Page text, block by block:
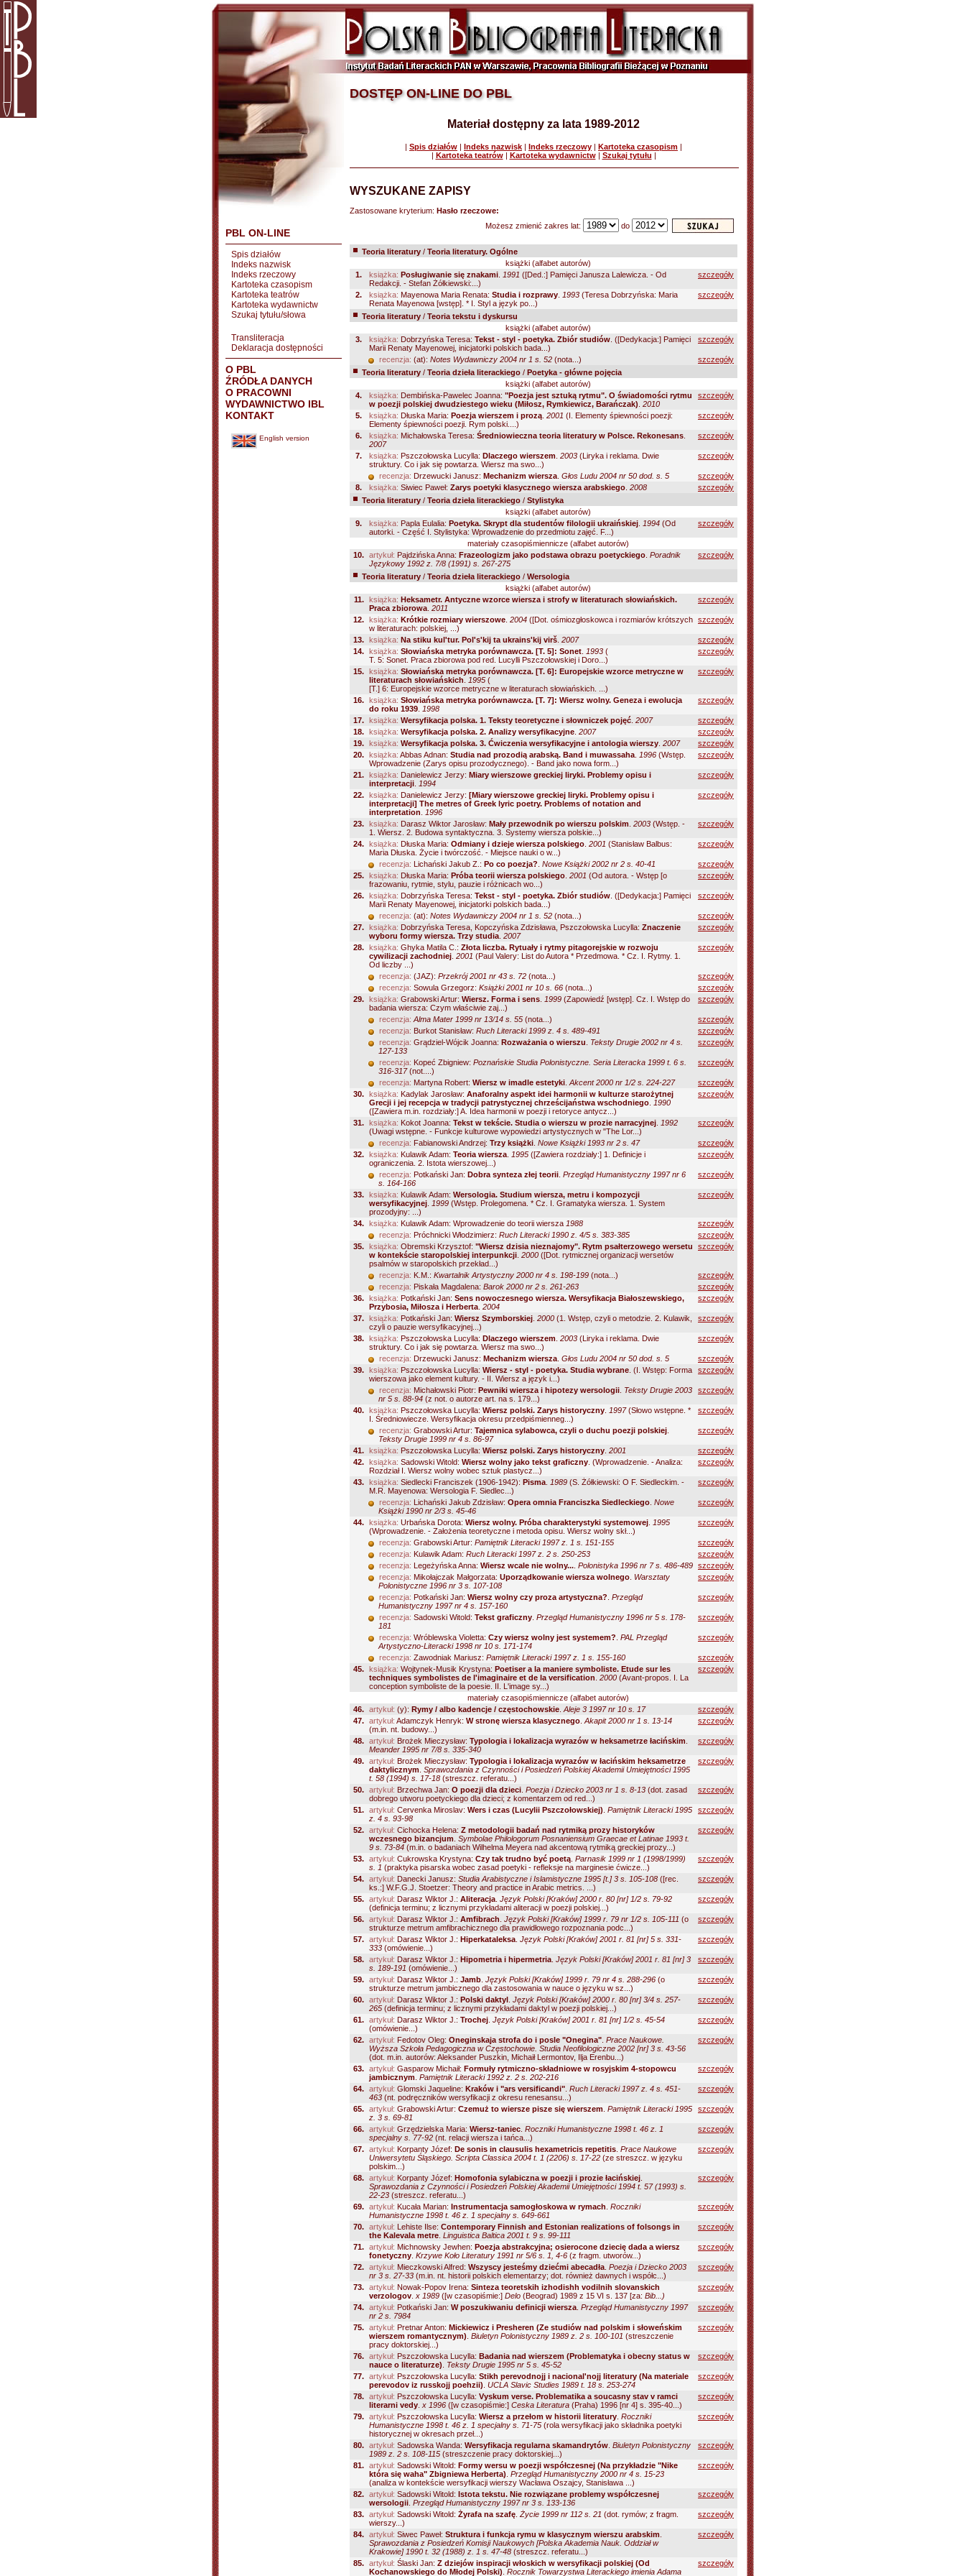
PBL ON-LINE
Spis działów
Indeks nazwisk
Indeks rzeczowy
Kartoteka czasopism
Kartoteka teatrów
Kartoteka wydawnictw
Szukaj tytułu/słowa
Transliteracja
Deklaracja dostępności
O PBL
ŹRÓDŁA DANYCH
O PRACOWNI
WYDAWNICTWO IBL
KONTAKT
English version
DOSTĘP ON-LINE DO PBL
Materiał dostępny za lata 1989-2012
| Spis działów | Indeks nazwisk | Indeks rzeczowy | Kartoteka czasopism |
| Kartoteka teatrów| Kartoteka wydawnictw| Szukaj tytułu |
WYSZUKANE ZAPISY
Zastosowane kryterium: Hasło rzeczowe:
Możesz zmienić zakres lat:
do
Teoria literatury / Teoria literatury. Ogólne
książki (alfabet autorów)
1.
książka: Posługiwanie się znakami 1991 ([Ded.:] Pamięci Janusza Lalewicza. - Od
Redakcji. - Stefan Żółkiewski:...)
szczegóły
2. książka: Mayenowa Maria Renata: Studia i rozprawy 1993 (Teresa Dobrzyńska: Maria
Renata Mayenowa [wstęp]. * I. Styl a język po...)
szczegóły
Teoria literatury / Teoria tekstu i dyskursu
książki (alfabet autorów)
3.
książka: Dobrzyńska Teresa: Tekst - styl - poetyka. Zbiór studiów ([Dedykacja:] Pamięci
Marii Renaty Mayenowej, inicjatorki polskich bada...)
szczegóły
recenzja: (at): Notes Wydawniczy 2004 nr 1 s. 52 (nota...)
szczegóły
Teoria literatury / Teoria dzieła literackiego / Poetyka - główne pojęcia
książki (alfabet autorów)
4.
książka: Dembińska-Pawelec Joanna: "Poezja jest sztuką rytmu". O świadomości rytmu
w poezji polskiej dwudziestego wieku (Miłosz, Rymkiewicz, Barańczak) 2010
szczegóły
5. książka: Dłuska Maria: Poezja wierszem i prozą 2001 (I. Elementy śpiewności poezji:
Elementy śpiewności poezji. Rym polski....)
szczegóły
6. książka: Michałowska Teresa: Średniowieczna teoria literatury w Polsce. Rekonesans
2007
szczegóły
7. książka: Pszczołowska Lucylla: Dlaczego wierszem 2003 (Liryka i reklama. Dwie
struktury. Co i jak się powtarza. Wiersz ma swo...)
szczegóły
recenzja: Drzewucki Janusz: Mechanizm wiersza Głos Ludu 2004 nr 50 dod. s. 5
szczegóły
8.
książka: Siwiec Paweł: Zarys poetyki klasycznego wiersza arabskiego 2008
szczegóły
Teoria literatury / Teoria dzieła literackiego / Stylistyka
książki (alfabet autorów)
9.
książka: Papla Eulalia: Poetyka. Skrypt dla studentów filologii ukraińskiej 1994 (Od
autorki. - Część I. Stylistyka: Wprowadzenie do przedmiotu zajęć. F...)
szczegóły
materiały czasopiśmiennicze (alfabet autorów)
10. artykuł: Pajdzińska Anna: Frazeologizm jako podstawa obrazu poetyckiego Poradnik
Językowy 1992 z. 7/8 (1991) s. 267-275
szczegóły
Teoria literatury / Teoria dzieła literackiego / Wersologia
książki (alfabet autorów)
11.
książka: Heksametr. Antyczne wzorce wiersza i strofy w literaturach słowiańskich.
Praca zbiorowa 2011
szczegóły
12. książka: Krótkie rozmiary wierszowe 2004 ([Dot. ośmiozgłoskowca i rozmiarów krótszych
w literaturach: polskiej, ...)
szczegóły
13. książka: Na stiku kul'tur. Pol's'kij ta ukrains'kij virš 2007
szczegóły
14. książka: Słowiańska metryka porównawcza. [T. 5]: Sonet 1993 (
T. 5: Sonet. Praca zbiorowa pod red. Lucylli Pszczołowskiej i Doro...)
szczegóły
15. książka: Słowiańska metryka porównawcza. [T. 6]: Europejskie wzorce metryczne w
literaturach słowiańskich
1995 (
[T.] 6: Europejskie wzorce metryczne w literaturach słowiańskich. ...)
szczegóły
16. książka: Słowiańska metryka porównawcza. [T. 7]: Wiersz wolny. Geneza i ewolucja
do roku 1939 1998
szczegóły
17. książka: Wersyfikacja polska. 1. Teksty teoretyczne i słowniczek pojęć 2007
szczegóły
18. książka: Wersyfikacja polska. 2. Analizy wersyfikacyjne 2007
szczegóły
19. książka: Wersyfikacja polska. 3. Ćwiczenia wersyfikacyjne i antologia wierszy 2007
szczegóły
20. książka: Abbas Adnan: Studia nad prozodią arabską. Band i muwassaha 1996 (Wstęp.
Wprowadzenie (Zarys opisu prozodycznego). - Band jako nowa form...)
szczegóły
21. książka: Danielewicz Jerzy: Miary wierszowe greckiej liryki. Problemy opisu i
interpretacji 1994
szczegóły
22. książka: Danielewicz Jerzy: [Miary wierszowe greckiej liryki. Problemy opisu i
interpretacji] The metres of Greek lyric poetry. Problems of notation and
interpretation
1996
szczegóły
23. książka: Darasz Wiktor Jarosław: Mały przewodnik po wierszu polskim 2003 (Wstęp. -
1. Wiersz. 2. Budowa syntaktyczna. 3. Systemy wiersza polskie...)
szczegóły
24. książka: Dłuska Maria: Odmiany i dzieje wiersza polskiego 2001 (Stanisław Balbus:
Maria Dłuska. Życie i twórczość. - Miejsce nauki o w...)
szczegóły
recenzja: Lichański Jakub Z.: Po co poezja? Nowe Książki 2002 nr 2 s. 40-41
szczegóły
25. książka: Dłuska Maria: Próba teorii wiersza polskiego 2001 (Od autora. - Wstęp [o
frazowaniu, rytmie, stylu, pauzie i różnicach wo...)
szczegóły
26. książka: Dobrzyńska Teresa: Tekst - styl - poetyka. Zbiór studiów ([Dedykacja:] Pamięci
Marii Renaty Mayenowej, inicjatorki polskich bada...)
szczegóły
recenzja: (at): Notes Wydawniczy 2004 nr 1 s. 52 (nota...)
szczegóły
27. książka: Dobrzyńska Teresa, Kopczyńska Zdzisława, Pszczołowska Lucylla: Znaczenie
wyboru formy wiersza. Trzy studia 2007
szczegóły
28. książka: Ghyka Matila C.: Złota liczba. Rytuały i rytmy pitagorejskie w rozwoju
cywilizacji zachodniej 2001 (Paul Valery: List do Autora * Przedmowa. * Cz. I. Rytmy. 1.
Od liczby ...)
szczegóły
recenzja: (JAZ): Przekrój 2001 nr 43 s. 72 (nota...)
szczegóły
recenzja: Sowula Grzegorz: Książki 2001 nr 10 s. 66 (nota...)
szczegóły
29. książka: Grabowski Artur: Wiersz. Forma i sens 1999 (Zapowiedź [wstęp]. Cz. I. Wstęp do
badania wiersza: Czym właściwie zaj...)
szczegóły
recenzja: Alma Mater 1999 nr 13/14 s. 55 (nota...)
szczegóły
recenzja: Burkot Stanisław: Ruch Literacki 1999 z. 4 s. 489-491
szczegóły
recenzja: Grądziel-Wójcik Joanna: Rozważania o wierszu
Teksty Drugie 2002 nr 4 s.
127-133
szczegóły
recenzja: Kopeć Zbigniew: Poznańskie Studia Polonistyczne. Seria Literacka 1999 t. 6 s.
316-317(not....)
szczegóły
recenzja: Martyna Robert: Wiersz w imadle estetyki Akcent 2000 nr 1/2 s. 224-227
szczegóły
30. książka: Kadylak Jarosław: Anaforalny aspekt idei harmonii w kulturze starożytnej
Grecji i jej recepcja w tradycji patrystycznej chrześcijaństwa wschodniego 1990
([Zawiera m.in. rozdziały:] A. Idea harmonii w poezji i retoryce antycz...)
szczegóły
31. książka: Kokot Joanna: Tekst w tekście. Studia o wierszu w prozie narracyjnej 1992
(Uwagi wstępne. - Funkcje kulturowe wypowiedzi artystycznych w "The Lor...)
szczegóły
recenzja: Fabianowski Andrzej: Trzy książki Nowe Książki 1993 nr 2 s. 47
szczegóły
32. książka: Kulawik Adam: Teoria wiersza 1995 ([Zawiera rozdziały:] 1. Definicje i
ograniczenia. 2. Istota wierszowej...)
szczegóły
recenzja: Potkański Jan: Dobra synteza złej teorii Przegląd Humanistyczny 1997 nr 6
s. 164-166
szczegóły
33. książka: Kulawik Adam: Wersologia. Studium wiersza, metru i kompozycji
wersyfikacyjnej 1999 (Wstęp. Prolegomena. * Cz. I. Gramatyka wiersza. 1. System
prozodyjny: ...)
szczegóły
34. książka: Kulawik Adam: Wprowadzenie do teorii wiersza 1988
szczegóły
recenzja: Próchnicki Włodzimierz: Ruch Literacki 1990 z. 4/5 s. 383-385
szczegóły
35. książka: Obremski Krzysztof: "Wiersz dzisia nieznajomy". Rytm psałterzowego wersetu
w kontekście staropolskiej interpunkcji 2000 ([Dot. rytmicznej organizacji wersetów
psalmów w staropolskich przekład...)
szczegóły
recenzja: K.M.: Kwartalnik Artystyczny 2000 nr 4 s. 198-199 (nota...)
szczegóły
recenzja: Piskała Magdalena: Barok 2000 nr 2 s. 261-263
szczegóły
36. książka: Potkański Jan: Sens nowoczesnego wiersza. Wersyfikacja Białoszewskiego,
Przybosia, Miłosza i Herberta 2004
szczegóły
37. książka: Potkański Jan: Wiersz Szymborskiej 2000 (1. Wstęp, czyli o metodzie. 2. Kulawik,
czyli o pauzie wersyfikacyjnej...)
szczegóły
38. książka: Pszczołowska Lucylla: Dlaczego wierszem 2003 (Liryka i reklama. Dwie
struktury. Co i jak się powtarza. Wiersz ma swo...)
szczegóły
recenzja: Drzewucki Janusz: Mechanizm wiersza Głos Ludu 2004 nr 50 dod. s. 5
szczegóły
39. książka: Pszczołowska Lucylla: Wiersz - styl - poetyka. Studia wybrane (I. Wstęp: Forma
wierszowa jako element kultury. - II. Wiersz a język i...)
szczegóły
recenzja: Michałowski Piotr: Pewniki wiersza i hipotezy wersologii Teksty Drugie 2003
nr 5 s. 88-94 (z not. o autorze art. na s. 179...)
szczegóły
40. książka: Pszczołowska Lucylla: Wiersz polski. Zarys historyczny 1997(Słowo wstępne. *
I. Średniowiecze. Wersyfikacja okresu przedpiśmienneg...)
szczegóły
recenzja: Grabowski Artur: Tajemnica sylabowca, czyli o duchu poezji polskiej
Teksty Drugie 1999 nr 4 s. 86-97
szczegóły
41. książka: Pszczołowska Lucylla: Wiersz polski. Zarys historyczny 2001
szczegóły
42. książka: Sadowski Witold: Wiersz wolny jako tekst graficzny (Wprowadzenie. - Analiza:
Rozdział I. Wiersz wolny wobec sztuk plastycz...)
szczegóły
43. książka: Siedlecki Franciszek (1906-1942): Pisma 1989 (S. Żółkiewski: O F. Siedleckim. -
M.R. Mayenowa: Wersologia F. Siedlec...)
szczegóły
recenzja: Lichański Jakub Zdzisław: Opera omnia Franciszka Siedleckiego Nowe
Książki 1990 nr 2/3 s. 45-46
szczegóły
44. książka: Urbańska Dorota: Wiersz wolny. Próba charakterystyki systemowej 1995
(Wprowadzenie. - Założenia teoretyczne i metoda opisu. Wiersz wolny skł...)
szczegóły
recenzja: Grabowski Artur: Pamiętnik Literacki 1997 z. 1 s. 151-155
szczegóły
recenzja: Kulawik Adam: Ruch Literacki 1997 z. 2 s. 250-253
szczegóły
recenzja: Legeżyńska Anna: Wiersz wcale nie wolny... Polonistyka 1996 nr 7 s. 486-489 szczegóły
recenzja: Mikołajczak Małgorzata: Uporządkowanie wiersza wolnego Warsztaty
Polonistyczne 1996 nr 3 s. 107-108
szczegóły
recenzja: Potkański Jan: Wiersz wolny czy proza artystyczna? Przegląd
Humanistyczny 1997 nr 4 s. 157-160
szczegóły
recenzja: Sadowski Witold: Tekst graficzny Przegląd Humanistyczny 1996 nr 5 s. 178-
181
szczegóły
recenzja: Wróblewska Violetta: Czy wiersz wolny jest systemem? PAL Przegląd
Artystyczno-Literacki 1998 nr 10 s. 171-174
szczegóły
recenzja: Zawodniak Mariusz: Pamiętnik Literacki 1997 z. 1 s. 155-160
szczegóły
45. książka: Wojtynek-Musik Krystyna: Poetiser a la maniere symboliste. Etude sur les
techniques symbolistes de l'imaginaire et de la versification 2000 (Avant-propos. I. La
conception symboliste de la poesie. II. L'image sy...)
szczegóły
materiały czasopiśmiennicze (alfabet autorów)
46. artykuł: (y): Rymy / albo kadencje / częstochowskie Aleje 3 1997 nr 10 s. 17
szczegóły
47. artykuł: Adamczyk Henryk: W stronę wiersza klasycznego Akapit 2000 nr 1 s. 13-14
(m.in. nt. budowy...)
szczegóły
48. artykuł: Brożek Mieczysław: Typologia i lokalizacja wyrazów w heksametrze łacińskim
Meander 1995 nr 7/8 s. 335-340
szczegóły
49. artykuł: Brożek Mieczysław: Typologia i lokalizacja wyrazów w łacińskim heksametrze
daktylicznym Sprawozdania z Czynności i Posiedzeń Polskiej Akademii Umiejętności 1995
t. 58 (1994) s. 17-18 (streszcz. referatu...)
szczegóły
50. artykuł: Brzechwa Jan: O poezji dla dzieci Poezja i Dziecko 2003 nr 1 s. 8-13 (dot. zasad
dobrego utworu poetyckiego dla dzieci; z komentarzem od red...)
szczegóły
51. artykuł: Cervenka Miroslav: Wers i czas (Lucylii Pszczołowskiej) Pamiętnik Literacki 1995
z. 4 s. 93-98
szczegóły
52. artykuł: Cichocka Helena: Z metodologii badań nad rytmiką prozy historyków
wczesnego bizancjum Symbolae Philologorum Posnaniensium Graecae et Latinae 1993 t.
9 s. 73-84 (m.in. o badaniach Wilhelma Meyera nad akcentową rytmiką greckiej prozy...)
szczegóły
53. artykuł: Cukrowska Krystyna: Czy tak trudno być poetą Parnasik 1999 nr 1 (1998/1999)
s. 1 (praktyka pisarska wobec zasad poetyki - refleksje na marginesie ćwicze...)
szczegóły
54. artykuł: Danecki Janusz: Studia Arabistyczne i Islamistyczne 1995 [t.] 3 s. 105-108 ([rec.
ks.:] W.F.G.J. Stoetzer: Theory and practice in Arabic metrics. ...)
szczegóły
55. artykuł: Darasz Wiktor J.: Aliteracja Język Polski [Kraków] 2000 r. 80 [nr] 1/2 s. 79-92
(definicja terminu; z licznymi przykładami aliteracji w poezji polskiej...)
szczegóły
56. artykuł: Darasz Wiktor J.: Amfibrach Język Polski [Kraków] 1999 r. 79 nr 1/2 s. 105-111 (o
strukturze metrum amfibrachicznego dla prawidłowego rozpoznania podc...)
szczegóły
57. artykuł: Darasz Wiktor J.: Hiperkataleksa Język Polski [Kraków] 2001 r. 81 [nr] 5 s. 331-
333 (omówienie...)
szczegóły
58. artykuł: Darasz Wiktor J.: Hipometria i hipermetria Język Polski [Kraków] 2001 r. 81 [nr] 3
s. 189-191 (omówienie...)
szczegóły
59. artykuł: Darasz Wiktor J.: Jamb Język Polski [Kraków] 1999 r. 79 nr 4 s. 288-296 (o
strukturze metrum jambicznego dla zastosowania w nauce o języku w sz...)
szczegóły
60. artykuł: Darasz Wiktor J.: Polski daktyl Język Polski [Kraków] 2000 r. 80 [nr] 3/4 s. 257-
265 (definicja terminu; z licznymi przykładami daktyl w poezji polskiej...)
szczegóły
61. artykuł: Darasz Wiktor J.: Trochej Język Polski [Kraków] 2001 r. 81 [nr] 1/2 s. 45-54
(omówienie...)
szczegóły
62. artykuł: Fedotov Oleg: Oneginskaja strofa do i posle "Onegina" Prace Naukowe.
Wyższa Szkoła Pedagogiczna w Częstochowie. Studia Neofilologiczne 2002 [nr] 3 s. 43-56
(dot. m.in. autorów: Aleksander Puszkin, Michaił Lermontov, Ilja Erenbu...)
szczegóły
63. artykuł: Gasparow Michaił: Formuły rytmiczno-składniowe w rosyjskim 4-stopowcu
jambicznym Pamiętnik Literacki 1992 z. 2 s. 202-216
szczegóły
64. artykuł: Glomski Jaqueline: Kraków i "ars versificandi" Ruch Literacki 1997 z. 4 s. 451-
463 (nt. podręczników wersyfikacji z okresu renesansu...)
szczegóły
65. artykuł: Grabowski Artur: Czemuż to wiersze pisze się wierszem Pamiętnik Literacki 1995
z. 3 s. 69-81
szczegóły
66. artykuł: Grzędzielska Maria: Wiersz-taniec Roczniki Humanistyczne 1998 t. 46 z. 1
specjalny s. 77-92 (nt. relacji wiersza i tańca...)
szczegóły
67. artykuł: Korpanty Józef: De sonis in clausulis hexametricis repetitis Prace Naukowe
Uniwersytetu Śląskiego. Scripta Classica 2004 t. 1 (2206) s. 17-22 (ze streszcz. w języku
polskim...)
szczegóły
68. artykuł: Korpanty Józef: Homofonia sylabiczna w poezji i prozie łacińskiej
Sprawozdania z Czynności i Posiedzeń Polskiej Akademii Umiejętności 1994 t. 57 (1993) s.
22-23 (streszcz. referatu...)
szczegóły
69. artykuł: Kucała Marian: Instrumentacja samogłoskowa w rymach Roczniki
Humanistyczne 1998 t. 46 z. 1 specjalny s. 649-661
szczegóły
70. artykuł: Lehiste Ilse: Contemporary Finnish and Estonian realizations of folsongs in
the Kalevala metre Linguistica Baltica 2001 t. 9 s. 99-111
szczegóły
71. artykuł: Michnowsky Jewhen: Poezja abstrakcyjna; osierocone dziecię dada a wiersz
fonetyczny Krzywe Koło Literatury 1991 nr 5/6 s. 1, 4-6 (z fragm. utworów...)
szczegóły
72. artykuł: Mieczkowski Alfred: Wszyscy jesteśmy dziećmi abecadła Poezja i Dziecko 2003
nr 3 s. 27-33 (m.in. nt. historii polskich elementarzy; dot. również dawnych i współc...)
szczegóły
73. artykuł: Nowak-Popov Irena: Sinteza teoretskih izhodishh vodilnih slovanskich
verzologov x 1989 ([w czasopiśmie:] Delo (Beograd) 1989 z 15 VI s. 137 [za: Bib...)
szczegóły
74. artykuł: Potkański Jan: W poszukiwaniu definicji wiersza Przegląd Humanistyczny 1997
nr 2 s. 7984
szczegóły
75. artykuł: Pretnar Anton: Mickiewicz i Presheren (Ze studiów nad polskim i słoweńskim
wierszem romantycznym) Biuletyn Polonistyczny 1989 z. 2 s. 100-101 (streszczenie
pracy doktorskiej...)
szczegóły
76. artykuł: Pszczołowska Lucylla: Badania nad wierszem (Problematyka i obecny status w
nauce o literaturze)
Teksty Drugie 1995 nr 5 s. 45-52
szczegóły
77. artykuł: Pszczołowska Lucylla: Stikh perevodnojj i nacional'nojj literatury (Na materiale
perevodov iz russkojj poehzii) UCLA Slavic Studies 1989 t. 18 s. 253-274
szczegóły
78. artykuł: Pszczołowska Lucylla: Vyskum verse. Problematika a soucasny stav v ramci
literarni vedy x 1996 ([w czasopiśmie:] Ceska Literatura (Praha) 1996 [nr 4] s. 395-40...)
szczegóły
79. artykuł: Pszczołowska Lucylla: Wiersz a przełom w historii literatury Roczniki
Humanistyczne 1998 t. 46 z. 1 specjalny s. 71-75 (rola wersyfikacji jako składnika poetyki
historycznej w okresach przeł...)
szczegóły
80. artykuł: Sadowska Wanda: Wersyfikacja regularna skamandrytów Biuletyn Polonistyczny
1989 z. 2 s. 108-115 (streszczenie pracy doktorskiej...)
szczegóły
81. artykuł: Sadowski Witold: Formy wersu w poezji współczesnej (Na przykładzie "Nike
która się waha" Zbigniewa Herberta) Przegląd Humanistyczny 2000 nr 4 s. 15-23
(analiza w kontekście wersyfikacji wierszy Wacława Oszajcy, Stanisława ...)
szczegóły
82. artykuł: Sadowski Witold: Istota tekstu. Nie rozwiązane problemy współczesnej
wersologii Przegląd Humanistyczny 1997 nr 3 s. 133-136
szczegóły
83. artykuł: Sadowski Witold: Żyrafa na szafę Życie 1999 nr 112 s. 21 (dot. rymów; z fragm.
wierszy...)
szczegóły
84. artykuł: Siwec Paweł: Struktura i funkcja rymu w klasycznym wierszu arabskim
Sprawozdania z Posiedzeń Komisji Naukowych [Polska Akademia Nauk. Oddział w
Krakowie] 1990 t. 32 (1988) z. 1 s. 47-48 (streszcz. referatu...)
szczegóły
85. artykuł: Ślaski Jan: Z dziejów inspiracji włoskich w wersyfikacji polskiej (Od
Kochanowskiego do Młodej Polski) Rocznik Towarzystwa Literackiego imienia Adama
szczegóły